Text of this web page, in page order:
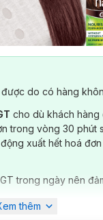
30g Hasaki
được do có hàng
cho dù khách hàng
trong vòng 30 phút
xuất hết hoá
trong ngày nên
thêm